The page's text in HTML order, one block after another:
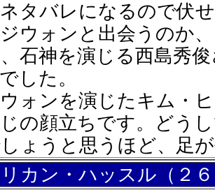
タバレになるので伏
ウォンと出会うのか
石神を演じる西島秀
した。
ォンを演じたキム・
の顔立ちです。どう
ょうと思うほど、足
カン・ハッスル（２